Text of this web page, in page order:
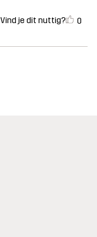
Vind je dit nuttig? 0